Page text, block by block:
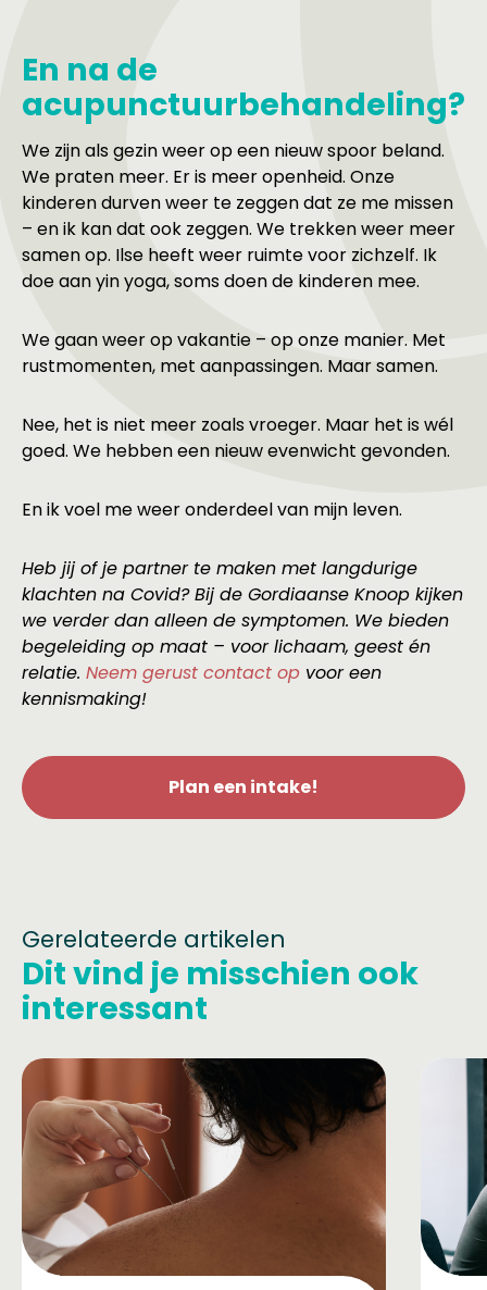
En na de
acupunctuurbehandeling?
We zijn als gezin weer op een nieuw spoor beland.
We praten meer. Er is meer openheid. Onze
kinderen durven weer te zeggen dat ze me missen
– en ik kan dat ook zeggen. We trekken weer meer
samen op. Ilse heeft weer ruimte voor zichzelf. Ik
doe aan yin yoga, soms doen de kinderen mee.
We gaan weer op vakantie – op onze manier. Met
rustmomenten, met aanpassingen. Maar samen.
Nee, het is niet meer zoals vroeger. Maar het is wél
goed. We hebben een nieuw evenwicht gevonden.
En ik voel me weer onderdeel van mijn leven.
Heb jij of je partner te maken met langdurige
klachten na Covid? Bij de Gordiaanse Knoop kijken
we verder dan alleen de symptomen. We bieden
begeleiding op maat – voor lichaam, geest én
relatie. Neem gerust contact op voor een
kennismaking!
Plan een intake!
Gerelateerde artikelen
Dit vind je misschien ook
interessant